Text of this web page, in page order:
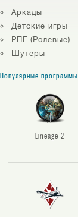
Аркады
Детские игры
РПГ (Ролевые)
Шутеры
Популярные программы
Lineage 2